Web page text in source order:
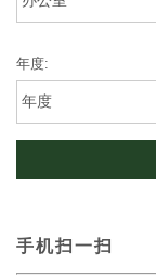
年度:
手机扫一扫